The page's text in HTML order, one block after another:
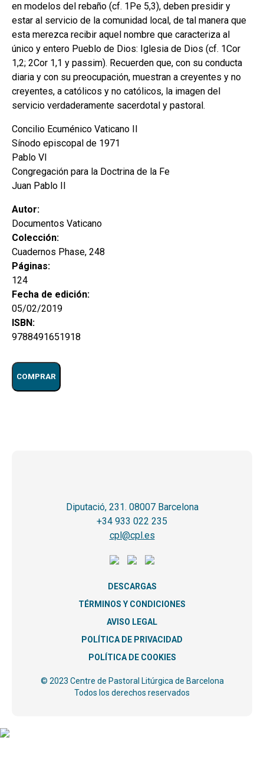
en modelos del rebaño (cf. 1Pe 5,3), deben presidir y
estar al servicio de la comunidad local, de tal manera que
esta merezca recibir aquel nombre que caracteriza al
único y entero Pueblo de Dios: Iglesia de Dios (cf. 1Cor
1,2; 2Cor 1,1 y passim). Recuerden que, con su conducta
diaria y con su preocupación, muestran a creyentes y no
creyentes, a católicos y no católicos, la imagen del
servicio verdaderamente sacerdotal y pastoral.
Concilio Ecuménico Vaticano II
Sínodo episcopal de 1971
Pablo VI
Congregación para la Doctrina de la Fe
Juan Pablo II
Autor:
Documentos Vaticano
Colección:
Cuadernos Phase, 248
Páginas:
124
Fecha de edición:
05/02/2019
ISBN:
9788491651918
COMPRAR
Diputació, 231. 08007 Barcelona
+34 933 022 235
cpl@cpl.es
DESCARGAS
TÉRMINOS Y CONDICIONES
AVISO LEGAL
POLÍTICA DE PRIVACIDAD
POLÍTICA DE COOKIES
© 2023 Centre de Pastoral Litúrgica de Barcelona
Todos los derechos reservados